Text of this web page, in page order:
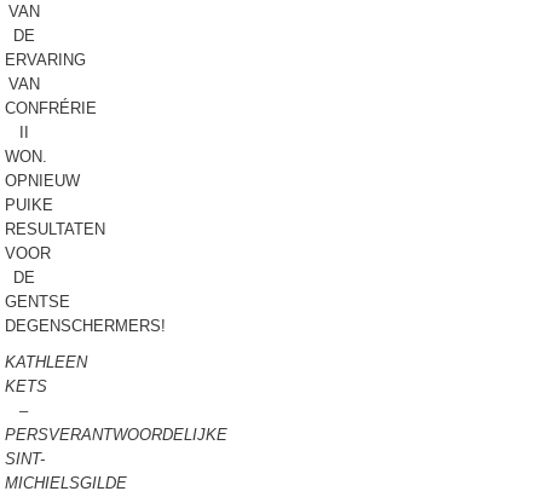
VAN
DE
ERVARING
VAN
CONFRÉRIE
WON.
OPNIEUW
PUIKE
RESULTATEN
VOOR
DE
GENTSE
DEGENSCHERMERS!
KATHLEEN
KETS
–
PERSVERANTWOORDELIJKE
SINT-
MICHIELSGILDE